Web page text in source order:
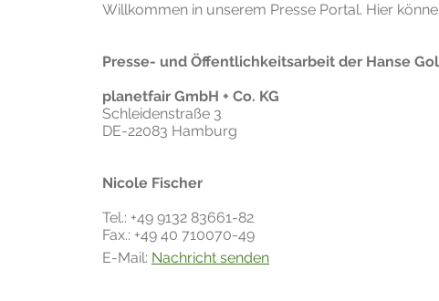
Willkommen in unserem Presse Portal. Hier
Presse- und Öffentlichkeitsarbeit der Hanse
planetfair GmbH + Co. KG
Schleidenstraße 3
DE-22083 Hamburg
Nicole Fischer
Tel.: +49 9132 83661-82
Fax.: +49 40 710070-49
E-Mail: Nachricht senden